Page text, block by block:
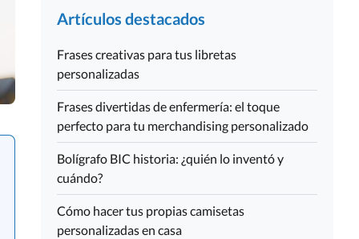
Artículos destacados
Frases creativas para tus libretas
personalizadas
Frases divertidas de enfermería: el toque
perfecto para tu merchandising personalizado
Bolígrafo BIC historia: ¿quién lo inventó y
cuándo?
Cómo hacer tus propias camisetas
personalizadas en casa